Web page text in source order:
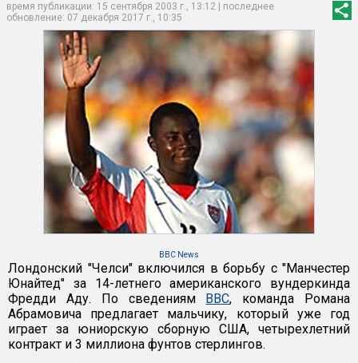
время публикации: 15 сентября 2003 г., 13:12 | последнее
обновление: 07 декабря 2017 г., 10:35
BBC News
Лондонский "Челси" включился в борьбу с "Манчестер
Юнайтед" за 14-летнего американского вундеркинда
Фредди Аду. По сведениям ВВС, команда Романа
Абрамовича предлагает мальчику, который уже год
играет за юниорскую сборную США, четырехлетний
контракт и 3 миллиона фунтов стерлингов.